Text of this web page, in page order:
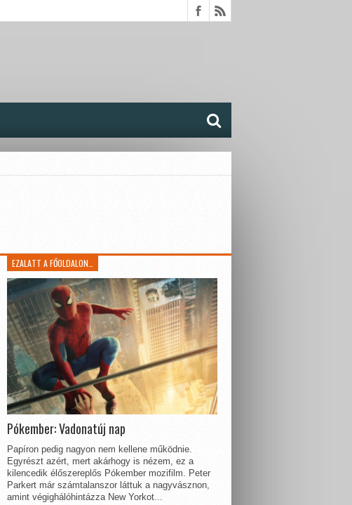
EZALATT A FŐOLDALON…
Pókember: Vadonatúj nap
Papíron pedig nagyon nem kellene működnie.
Egyrészt azért, mert akárhogy is nézem, ez a
kilencedik élőszereplős Pókember mozifilm. Peter
Parkert már számtalanszor láttuk a nagyvásznon,
amint végighálóhintázza New Yorkot...